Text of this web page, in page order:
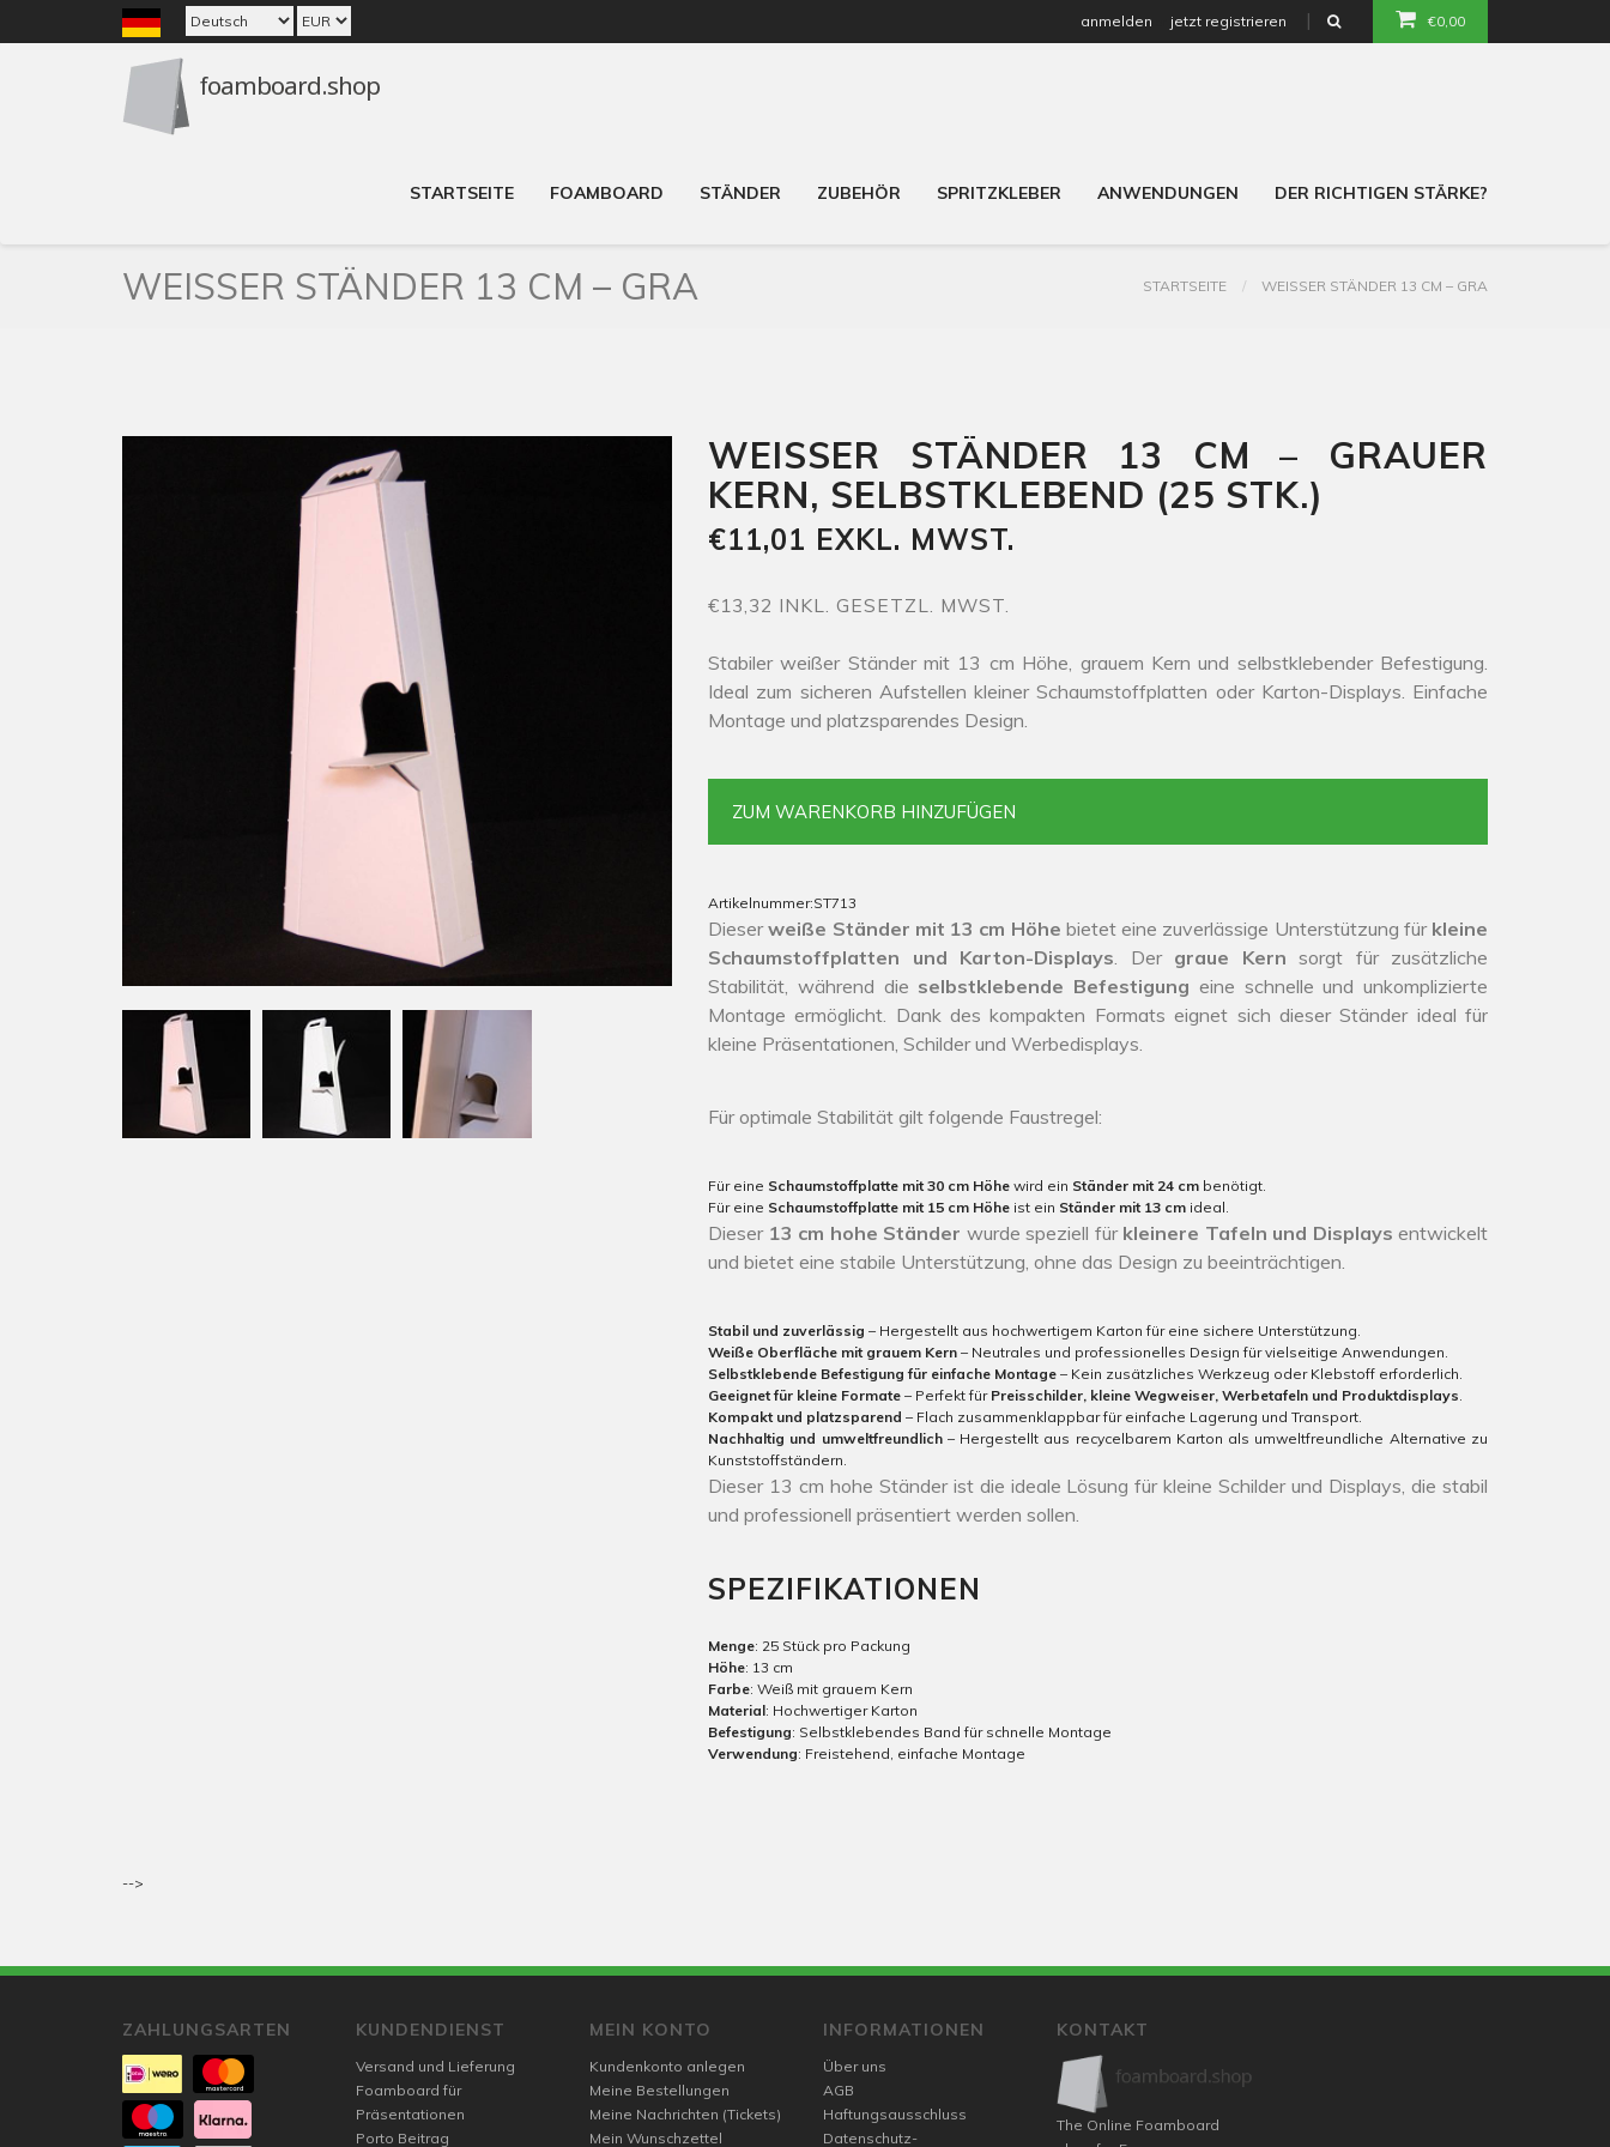
anmelden jetzt registrieren €0,00
STARTSEITE FOAMBOARD STÄNDER ZUBEHÖR SPRITZKLEBER ANWENDUNGEN DER RICHTIGEN STÄRKE?
WEISSER STÄNDER 13 CM – GRA STARTSEITE WEISSER STÄNDER 13 CM – GRA
WEISSER STÄNDER 13 CM – GRAUER K
ERN, SELBSTKLEBEND (25 STK.)
€11,01 EXKL. MWST.
€13,32 INKL. GESETZL. MWST.
Stabiler weißer Ständer mit 13 cm Höhe, grauem Kern und selbstklebender Befestigung.
Ideal zum sicheren Aufstellen kleiner Schaumstoffplatten oder Karton-Displays. Einfache
Montage und platzsparendes Design.
ZUM WARENKORB HINZUFÜGEN
Artikelnummer:ST713
Dieserweiße Ständer mit 13 cm Höhe bietet eine zuverlässige Unterstützung für kleine
Schaumstoffplatten und Karton-Displays. Der graue Kern sorgt für zusätzliche
Stabilität, während die selbstklebende Befestigung eine schnelle und unkomplizierte
Montage ermöglicht. Dank des kompakten Formats eignet sich dieser Ständer ideal für
kleine Präsentationen, Schilder und Werbedisplays.
Für optimale Stabilität gilt folgende Faustregel:
Für eine Schaumstoffplatte mit 30 cm Höhe wird ein Ständer mit 24 cm benötigt.
Für eine Schaumstoffplatte mit 15 cm Höhe ist ein Ständer mit 13 cm ideal.
Dieser 13 cm hohe Ständer wurde speziell für kleinere Tafeln und Displays entwickelt
und bietet eine stabile Unterstützung, ohne das Design zu beeinträchtigen.
Stabil und zuverlässig – Hergestellt aus hochwertigem Karton für eine sichere Unterstützung.
Weiße Oberfläche mit grauem Kern – Neutrales und professionelles Design für vielseitige Anwendungen.
Selbstklebende Befestigung für einfache Montage – Kein zusätzliches Werkzeug oder Klebstoff erforderlich.
Geeignet für kleine Formate – Perfekt für Preisschilder, kleine Wegweiser, Werbetafeln und Produktdisplays.
Kompakt und platzsparend – Flach zusammenklappbar für einfache Lagerung und Transport.
Nachhaltig und umweltfreundlich– Hergestellt aus recycelbarem Karton als umweltfreundliche Alternative zu
Kunststoffständern.
Dieser 13 cm hohe Ständer ist die ideale Lösung für kleine Schilder und Displays, die stabil
und professionell präsentiert werden sollen.
SPEZIFIKATIONEN
Menge: 25 Stück pro Packung
Höhe: 13 cm
Farbe: Weiß mit grauem Kern
Material: Hochwertiger Karton
Befestigung: Selbstklebendes Band für schnelle Montage
Verwendung: Freistehend, einfache Montage
-->
ZAHLUNGSARTEN KUNDENDIENST
Versand und Lieferung
Foamboard für
Präsentationen
Porto Beitrag
MEIN KONTO
Kundenkonto anlegen
Meine Bestellungen
Meine Nachrichten (Tickets)
Mein Wunschzettel
INFORMATIONEN
Über uns
AGB
Haftungsausschluss
Datenschutz-
KONTAKT
The Online Foamboard